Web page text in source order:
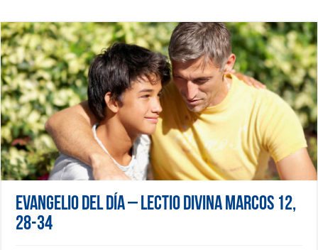
Evangelio del día – Lectio Divina Marcos 12,
28-34